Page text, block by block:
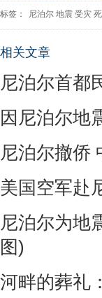
标签： 尼泊尔 地震 受灾
相关文章
尼泊尔首都
因尼泊尔地
尼泊尔撤侨
美国空军赴
尼泊尔为地
图)
河畔的葬礼